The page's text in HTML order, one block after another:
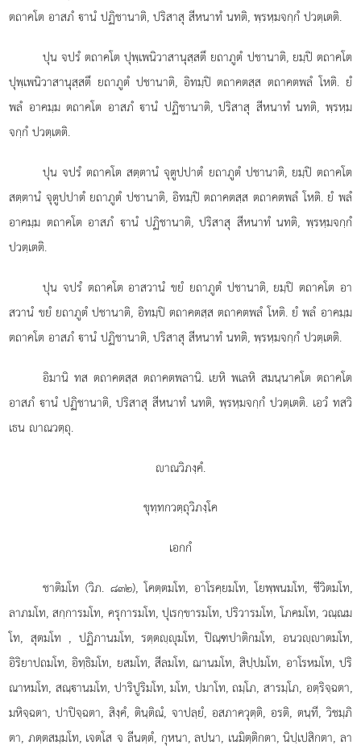
ตถาคโต อาสภํ านํ ปฏิชานาติ, ปริสาสุ สีหนาทํ นทติ, พฺรหฺมจกฺกํ ปวตฺเตติ.
ปุน จปรํ ตถาคโต ปุพฺเพนิวาสานุสฺสตึ ยถาภูตํ ปชานาติ, ยมฺปิ ตถาคโต
ปุพฺเพนิวาสานุสฺสตึ ยถาภูตํ ปชานาติ, อิทมฺปิ ตถาคตสฺส ตถาคตพลํ โหติ. ยํ
พลํ อาคมฺม ตถาคโต อาสภํ านํ ปฏิชานาติ, ปริสาสุ สีหนาทํ นทติ, พฺรหฺม
จกฺกํ ปวตฺเตติ.
ปุน จปรํ ตถาคโต สตฺตานํ จุตูปปาตํ ยถาภูตํ ปชานาติ, ยมฺปิ ตถาคโต
สตฺตานํ จุตูปปาตํ ยถาภูตํ ปชานาติ, อิทมฺปิ ตถาคตสฺส ตถาคตพลํ โหติ. ยํ พลํ
อาคมฺม ตถาคโต อาสภํ านํ ปฏิชานาติ, ปริสาสุ สีหนาทํ นทติ, พฺรหฺมจกฺกํ
ปวตฺเตติ.
ปุน จปรํ ตถาคโต อาสวานํ ขยํ ยถาภูตํ ปชานาติ, ยมฺปิ ตถาคโต อา
สวานํ ขยํ ยถาภูตํ ปชานาติ, อิทมฺปิ ตถาคตสฺส ตถาคตพลํ โหติ. ยํ พลํ อาคมฺม
ตถาคโต อาสภํ านํ ปฏิชานาติ, ปริสาสุ สีหนาทํ นทติ, พฺรหฺมจกฺกํ ปวตฺเตติ.
อิมานิ ทส ตถาคตสฺส ตถาคตพลานิ. เยหิ พเลหิ สมนฺนาคโต ตถาคโต
อาสภํ านํ ปฏิชานาติ, ปริสาสุ สีหนาทํ นทติ, พฺรหฺมจกฺกํ ปวตฺเตติ. เอวํ ทสวิ
เธน าณวตฺถุ.
าณวิภงฺคํ.
ขุทฺทกวตฺถุวิภงฺโค
เอกกํ
ชาติมโท (วิภ. ๘๓๒), โคตฺตมโท, อาโรคฺยมโท, โยพฺพนมโท, ชีวิตมโท,
ลาภมโท, สกฺการมโท, ครุการมโท, ปุเรกฺขารมโท, ปริวารมโท, โภคมโท, วณฺณม
โท, สุตมโท, ปฏิภานมโท, รตฺตฺุมโท, ปิณฺฑปาติกมโท, อนวฺาตมโท,
อิริยาปถมโท, อิทฺธิมโท, ยสมโท, สีลมโท, ฌานมโท, สิปฺปมโท, อาโรหมโท, ปริ
ณาหมโท, สณฺานมโท, ปาริปูริมโท, มโท, ปมาโท, ถมฺโภ, สารมฺโภ, อตฺริจฺฉตา,
มหิจฺฉตา, ปาปิจฺฉตา, สิงฺคํ, ตินฺติณํ, จาปลฺยํ, อสภาควุตฺติ, อรติ, ตนฺที, วิชมฺภิ
ตา, ภตฺตสมฺมโท, เจตโส จ ลีนตฺตํ, กุหนา, ลปนา, เนมิตฺติกตา, นิปฺเปสิกตา, ลา